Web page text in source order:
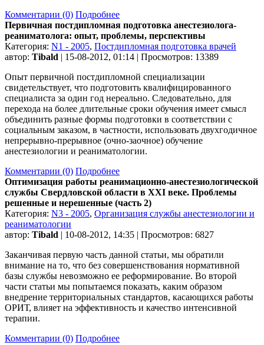
Комментарии (0) Подробнее
Первичная постдипломная подготовка анестезиолога-
реаниматолога: опыт, проблемы, перспективы
Категория: N1 - 2005, Постдипломная подготовка врачей
автор: Tibald | 15-08-2012, 01:14 | Просмотров: 13389
Опыт первичной постдипломной специализации
свидетельствует, что подготовить квалифицированного
специалиста за один год нереально. Следовательно, для
перехода на более длительные сроки обучения имеет смысл
объединить разные формы подготовки в соответствии с
социальным заказом, в частности, использовать двухгодичное
непрерывно-прерывное (очно-заочное) обучение
анестезиологии и реаниматологии.
Комментарии (0) Подробнее
Оптимизация работы реанимационно-анестезиологической
службы Свердловской области в XXI веке. Проблемы
решенные и нерешенные (часть 2)
Категория: N3 - 2005, Организация службы анестезиологии и
реаниматологии
автор: Tibald | 10-08-2012, 14:35 | Просмотров: 6827
Заканчивая первую часть данной статьи, мы обратили
внимание на то, что без совершенствования нормативной
базы службы невозможно ее реформирование. Во второй
части статьи мы попытаемся показать, каким образом
внедрение территориальных стандартов, касающихся работы
ОРИТ, влияет на эффективность и качество интенсивной
терапии.
Комментарии (0) Подробнее